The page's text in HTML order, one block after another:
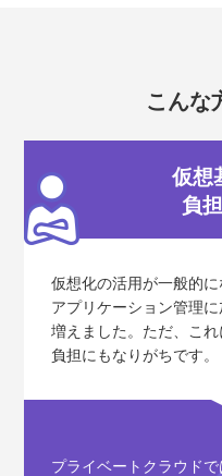
こんな
仮想
負
仮想化の活用が一般的に
アプリケーション管理
増えました。ただ、こ
負担にもなりがちです。
プライベートクラウド